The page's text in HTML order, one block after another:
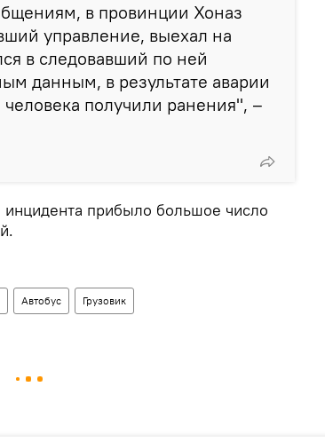
в провинции Хоназ
управление, выехал на
в следовавший по ней
данным, в результате аварии
получили ранения", –
прибыло большое число
Автобус Грузовик